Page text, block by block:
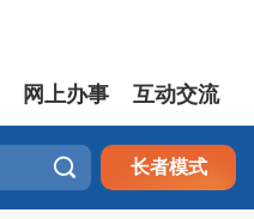
网上办事 互动交流
 长者模式